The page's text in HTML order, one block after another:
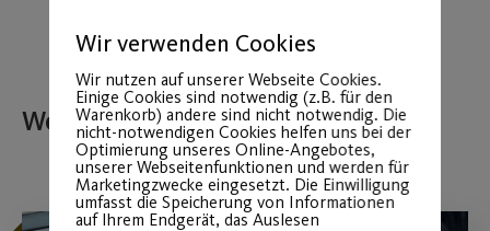
Weitere Beiträge
Wir verwenden Cookies
Wir nutzen auf unserer Webseite Cookies.
Einige Cookies sind notwendig (z.B. für den
Warenkorb) andere sind nicht notwendig. Die
nicht-notwendigen Cookies helfen uns bei der
Optimierung unseres Online-Angebotes,
unserer Webseitenfunktionen und werden für
Marketingzwecke eingesetzt. Die Einwilligung
umfasst die Speicherung von Informationen
auf Ihrem Endgerät, das Auslesen